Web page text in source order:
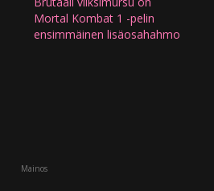
Mortal Kombat 1 -pelin
ensimmäinen lisäosahahmo
Mainos